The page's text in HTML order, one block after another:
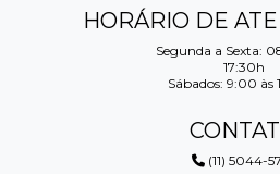
HORÁRIO DE
Segunda a Sexta:
17:30h
Sábados: 9:00 às
(11) 5044-